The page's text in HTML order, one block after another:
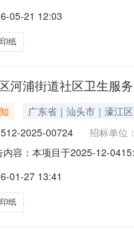
供应商(乙方)：汕头
05-21 12:03
纸
河浦街道社区卫生服
广东省｜汕头市｜濠江区
2025-00724 招标单位：
内容：本项目于2025-12-
（元）复印纸金光/APP,金光/
01-27 13:41
纸